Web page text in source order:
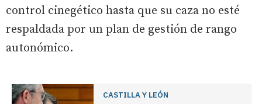
control cinegético hasta que su caza no esté
respaldada por un plan de gestión de rango
autonómico.
CASTILLA Y LEÓN